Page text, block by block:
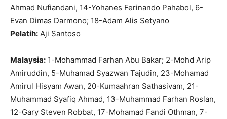
Ahmad Nufiandani, 14-Yohanes Ferinando Pahabol, 6-
Evan Dimas Darmono; 18-Adam Alis Setyano
Pelatih: Aji Santoso
Malaysia: 1-Mohammad Farhan Abu Bakar; 2-Mohd Arip
Amiruddin, 5-Muhamad Syazwan Tajudin, 23-Mohamad
Amirul Hisyam Awan, 20-Kumaahran Sathasivam, 21-
Muhammad Syafiq Ahmad, 13-Muhammad Farhan Roslan,
12-Gary Steven Robbat, 17-Mohamad Fandi Othman, 7-